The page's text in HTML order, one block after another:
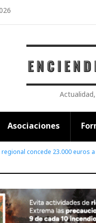
Asociaciones
regional concede 23.000 euros